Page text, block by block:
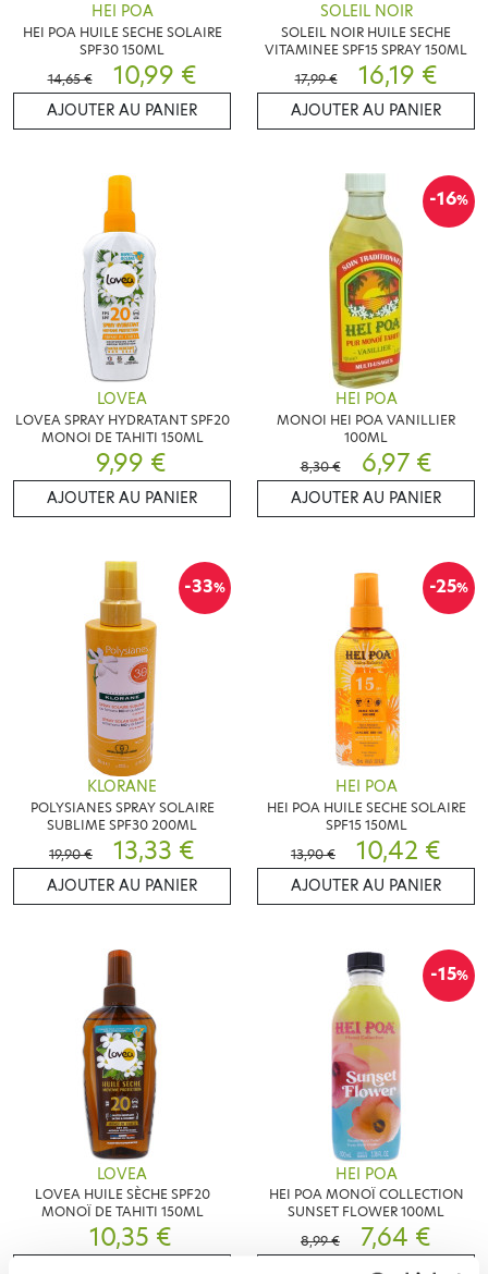
HEI POA
HEI POA HUILE SECHE SOLAIRE
SPF30 150ML
14,65 €
10,99 €
AJOUTER AU PANIER
SOLEIL NOIR
SOLEIL NOIR HUILE SECHE
VITAMINEE SPF15 SPRAY 150ML
17,99 €
16,19 €
AJOUTER AU PANIER
LOVEA
LOVEA SPRAY HYDRATANT SPF20
MONOI DE TAHITI 150ML
9,99 €
AJOUTER AU PANIER
-16%
HEI POA
MONOI HEI POA VANILLIER
100ML
8,30 €
6,97 €
AJOUTER AU PANIER
-33%
KLORANE
POLYSIANES SPRAY SOLAIRE
SUBLIME SPF30 200ML
19,90 €
13,33 €
AJOUTER AU PANIER
-25%
HEI POA
HEI POA HUILE SECHE SOLAIRE
SPF15 150ML
13,90 €
10,42 €
AJOUTER AU PANIER
LOVEA
LOVEA HUILE SÈCHE SPF20
MONOÏ DE TAHITI 150ML
10,35 €
-15%
HEI POA
HEI POA MONOÏ COLLECTION
SUNSET FLOWER 100ML
8,99 €
7,64 €